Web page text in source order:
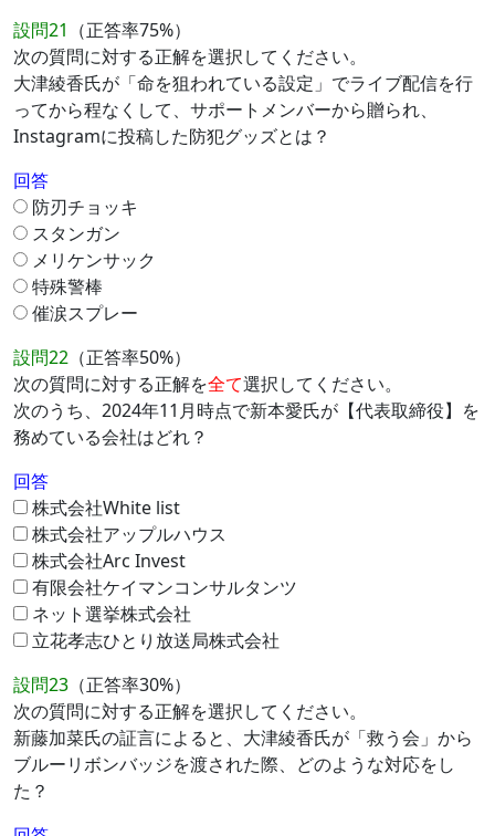
設問21 （正答率75%）
次の質問に対する正解を選択してください。
大津綾香氏が「命を狙われている設定」でライブ配信を行
ってから程なくして、サポートメンバーから贈られ、
Instagramに投稿した防犯グッズとは？
回答
防刃チョッキ
スタンガン
メリケンサック
特殊警棒
催涙スプレー
設問22 （正答率50%）
次の質問に対する正解を全て選択してください。
次のうち、2024年11月時点で新本愛氏が【代表取締役】を
務めている会社はどれ？
回答
株式会社White list
株式会社アップルハウス
株式会社Arc Invest
有限会社ケイマンコンサルタンツ
ネット選挙株式会社
立花孝志ひとり放送局株式会社
設問23 （正答率30%）
次の質問に対する正解を選択してください。
新藤加菜氏の証言によると、大津綾香氏が「救う会」から
ブルーリボンバッジを渡された際、どのような対応をし
た？